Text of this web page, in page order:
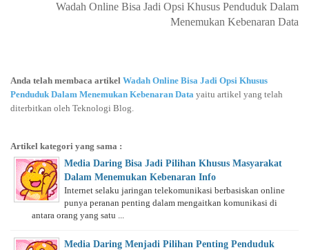
Wadah Online Bisa Jadi Opsi Khusus Penduduk Dalam
Menemukan Kebenaran Data
Anda telah membaca artikel Wadah Online Bisa Jadi Opsi Khusus
Penduduk Dalam Menemukan Kebenaran Data yaitu artikel yang telah
diterbitkan oleh Teknologi Blog.
Artikel kategori yang sama :
Media Daring Bisa Jadi Pilihan Khusus Masyarakat
Dalam Menemukan Kebenaran Info
Internet selaku jaringan telekomunikasi berbasiskan online
punya peranan penting dalam mengaitkan komunikasi di
antara orang yang satu ...
Media Daring Menjadi Pilihan Penting Penduduk